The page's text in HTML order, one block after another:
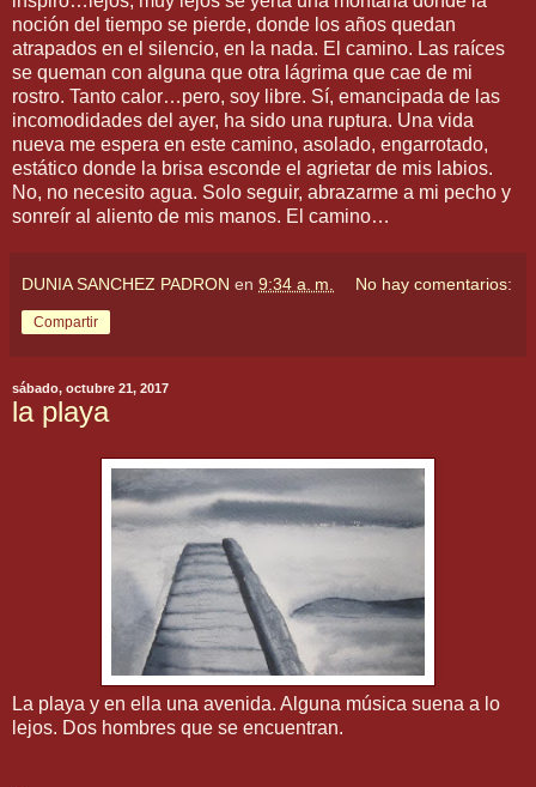
noción del tiempo se pierde, donde los años quedan
atrapados en el silencio, en la nada. El camino. Las raíces
se queman con alguna que otra lágrima que cae de mi
rostro. Tanto calor…pero, soy libre. Sí, emancipada de las
incomodidades del ayer, ha sido una ruptura. Una vida
nueva me espera en este camino, asolado, engarrotado,
estático donde la brisa esconde el agrietar de mis labios.
No, no necesito agua. Solo seguir, abrazarme a mi pecho y
sonreír al aliento de mis manos. El camino…
DUNIA SANCHEZ PADRON en 9:34 a. m. No hay comentarios:
Compartir
sábado, octubre 21, 2017
la playa
La playa y en ella una avenida. Alguna música suena a lo
lejos. Dos hombres que se encuentran.